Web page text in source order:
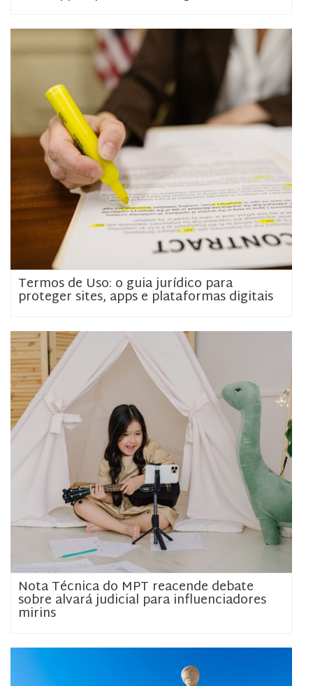
Termos de Uso: o guia jurídico para
proteger sites, apps e plataformas digitais
Nota Técnica do MPT reacende debate
sobre alvará judicial para influenciadores
mirins